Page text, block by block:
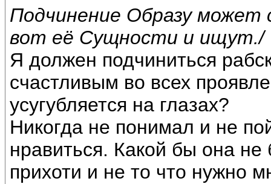
Подчинение Образу может
вот её Сущности и ищут./
Я должен подчиниться
счастливым во всех
усугубляется на глазах?
Никогда не понимал и не
нравиться. Какой бы она
прихоти и не то что нужно